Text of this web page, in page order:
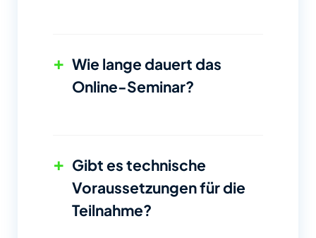
+ Wie lange dauert das
Online-Seminar?
+ Gibt es technische
Voraussetzungen für die
Teilnahme?